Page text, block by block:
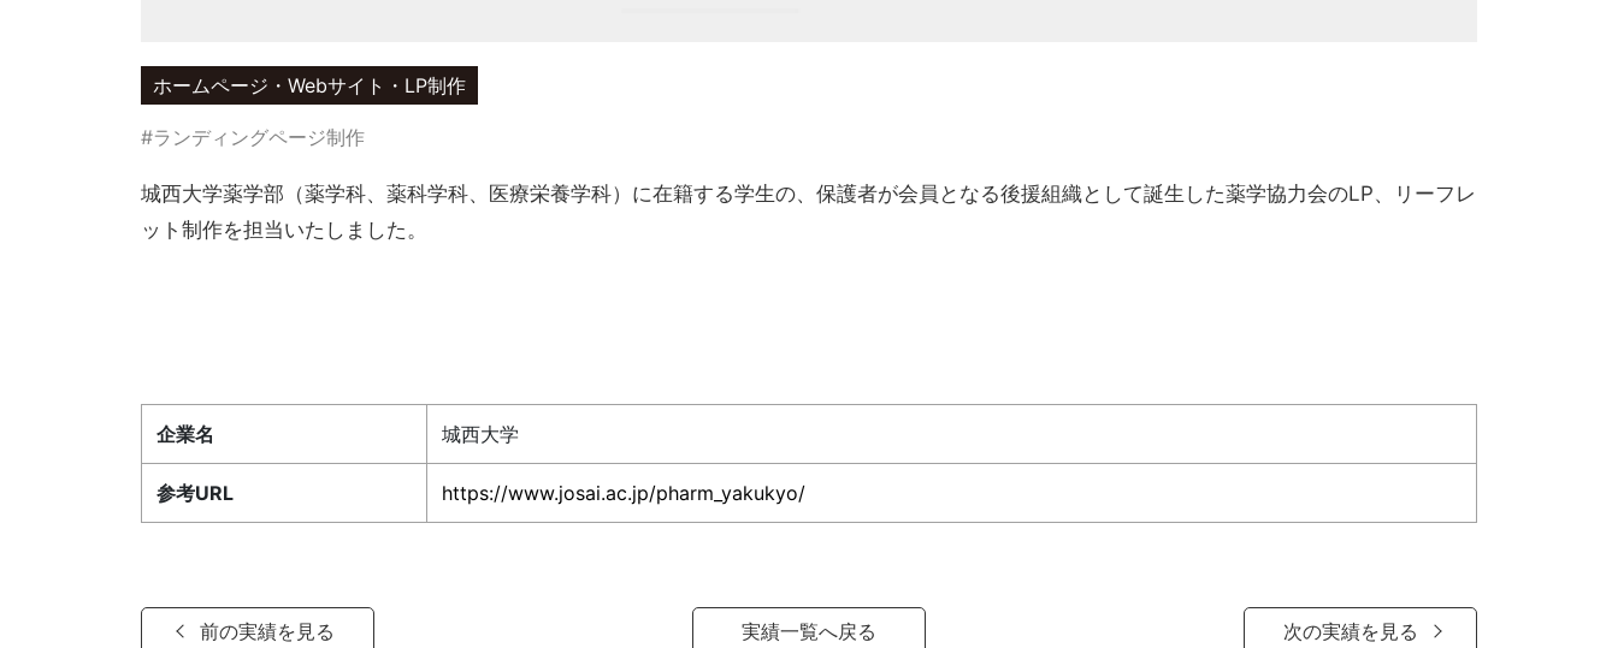
ホームページ・Webサイト・LP制作
#ランディングページ制作
城西大学薬学部（薬学科、薬科学科、医療栄養学科）に在籍する学生の、保護者が会員となる後援組織として誕生した薬学協力会のLP、リーフレ
ット制作を担当いたしました。
企業名 城西大学
参考URL https://www.josai.ac.jp/pharm_yakukyo/
前の実績を見る 実績一覧へ戻る 次の実績を見る